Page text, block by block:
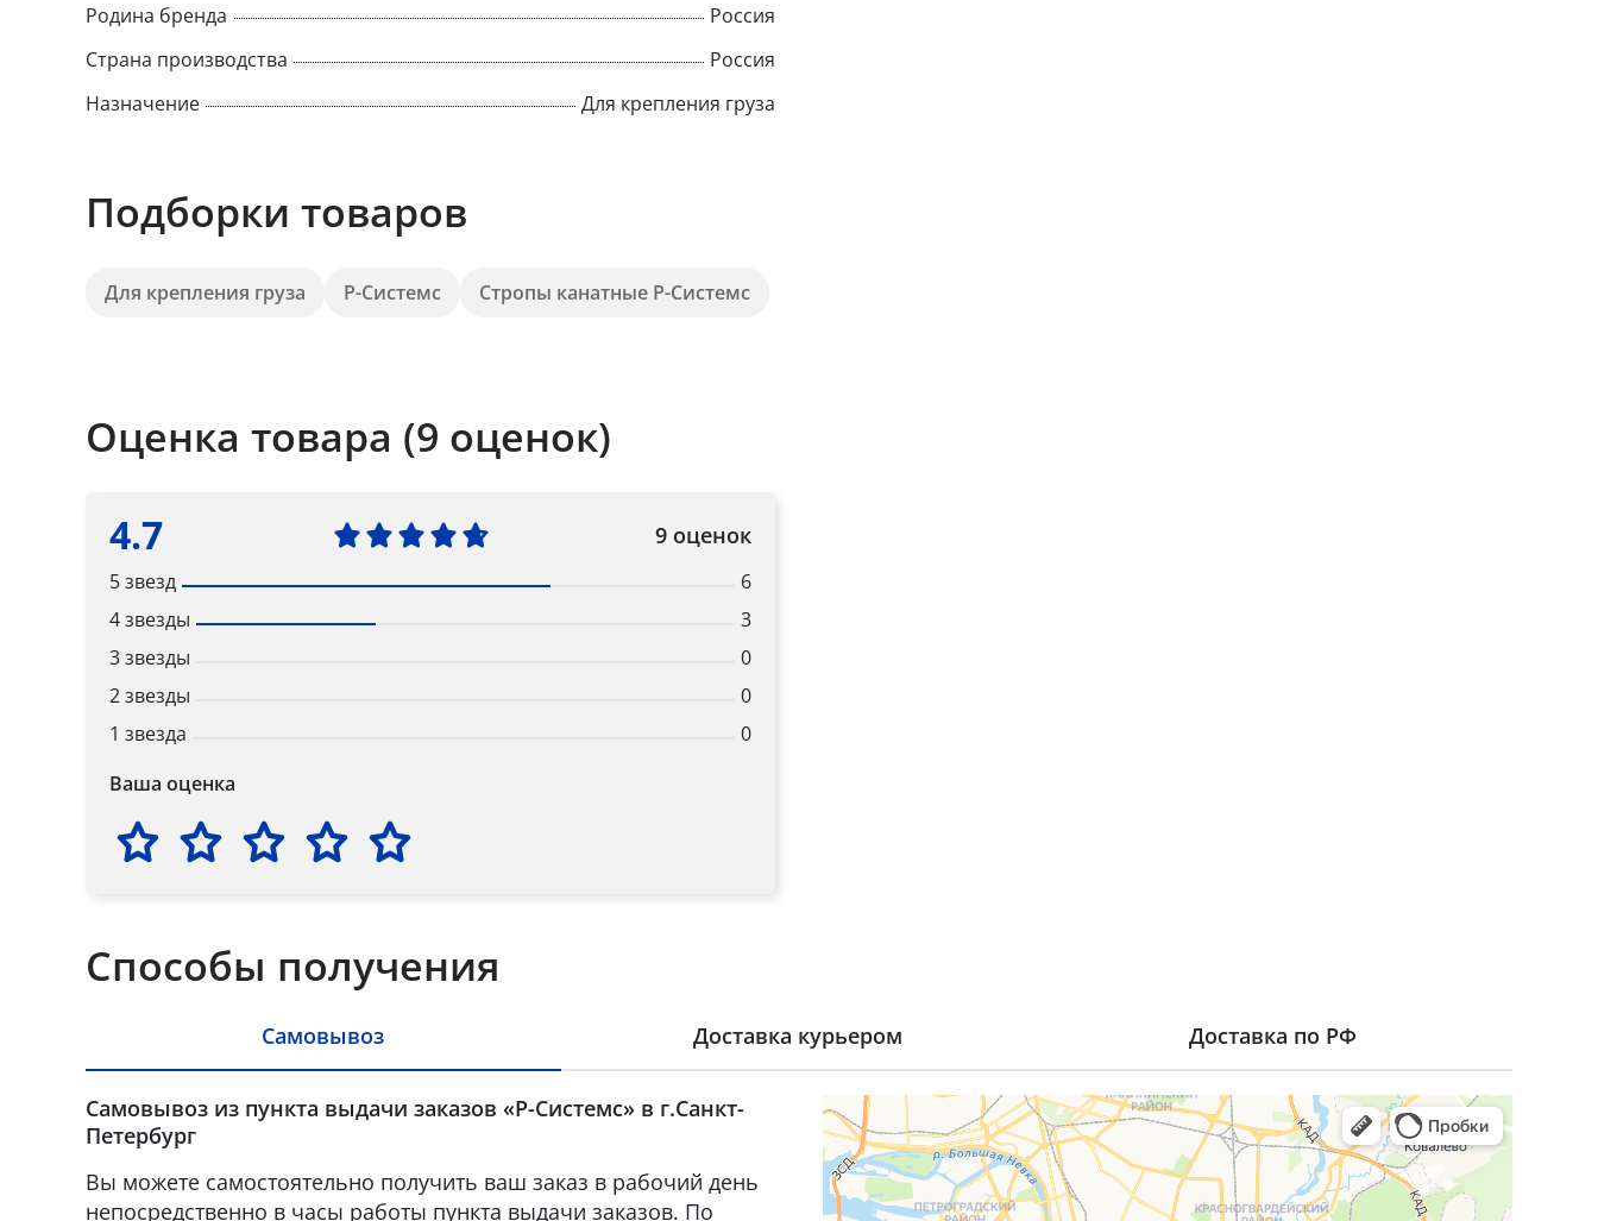
Родина бренда
Россия
Страна производства
Россия
Назначение
Для крепления груза
Подборки товаров
Для крепления груза Р-Системс Стропы канатные Р-Системс
Оценка товара (9 оценок)
4.7 9 оценок
5 звезд
6
4 звезды
3
3 звезды
0
2 звезды
0
1 звезда
0
Ваша оценка
Способы получения
Самовывоз Доставка курьером Доставка по РФ
Самовывоз из пункта выдачи заказов «Р-Системс» в г.Санкт-
Петербург
Вы можете самостоятельно получить ваш заказ в рабочий день
непосредственно в часы работы пункта выдачи заказов. По